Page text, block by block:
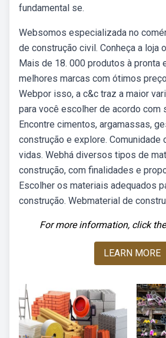
fundamental se.
Websomos especializada no
de construção civil. Conheça a loja
Mais de 18. 000 produtos à pronta
melhores marcas com ótimos
Webpor isso, a c&c traz a maior
para você escolher de acordo com
Encontre cimentos, argamassas,
construção e explore. Comunidade
vidas. Webhá diversos tipos de
construção, com finalidades e
Escolher os materiais adequados
construção. Webmaterial de
For more information, click
LEARN MORE